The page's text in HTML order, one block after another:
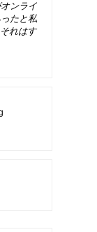
ンライ
たと私
れはす